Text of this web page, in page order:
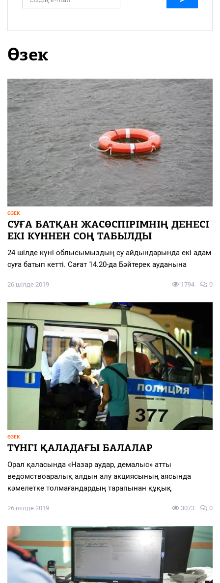
Өзек
ӨЗЕК
СУҒА БАТҚАН ЖАСӨСПІРІМНІҢ ДЕНЕСІ
ЕКІ КҮННЕН СОҢ ТАБЫЛДЫ
24 шілде күні облысымыздың су айдындарында екі адам
суға батып кетті. Сағат 14.20-да Бәйтерек ауданына
26 шілде 2019 1794 0
ӨЗЕК
ТҮНГІ ҚАЛАДАҒЫ БАЛАЛАР
Орал қаласында «Назар аудар, демалыс» атты
ведомствоаралық алдын алу акциясының аясында
кәмелетке толмағандардың тарапынан құқық
26 шілде 2019 3073 0